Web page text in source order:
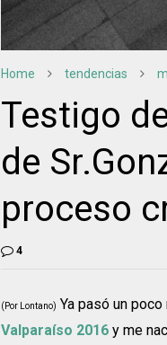
Home tendencias
Testigo
de
proceso
4
(Por Lontano) Ya pasó un
Valparaíso 2016 y me